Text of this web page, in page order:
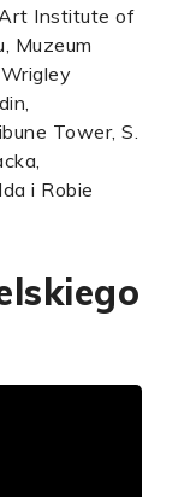
Institute of
Muzeum
Tower, S.
i Robie